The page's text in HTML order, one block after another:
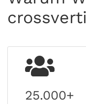
25.000+